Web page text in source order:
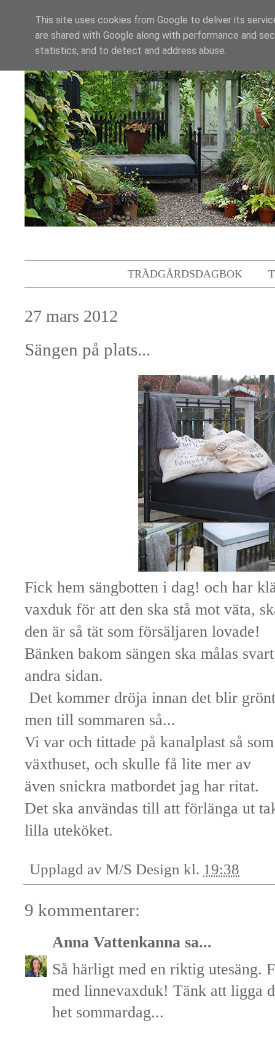
TRÄDGÅRDSDAGBOK
27 mars 2012
Sängen på plats...
Fick hem sängbotten i dag! och har
vaxduk för att den ska stå mot väta,
den är så tät som försäljaren lovade!
Bänken bakom sängen ska målas
andra sidan.
Det kommer dröja innan det blir
men till sommaren så...
Vi var och tittade på kanalplast så
växthuset, och skulle få lite mer av
även snickra matbordet jag har ritat.
Det ska användas till att förlänga ut
lilla uteköket.
Upplagd av M/S Design kl. 19:38
9 kommentarer:
Anna Vattenkanna sa...
Så härligt med en riktig utesäng.
med linnevaxduk! Tänk att ligga
het sommardag...
This site uses cookies from Google to deliver its
are shared with Google along with performance and
statistics, and to detect and address abuse.